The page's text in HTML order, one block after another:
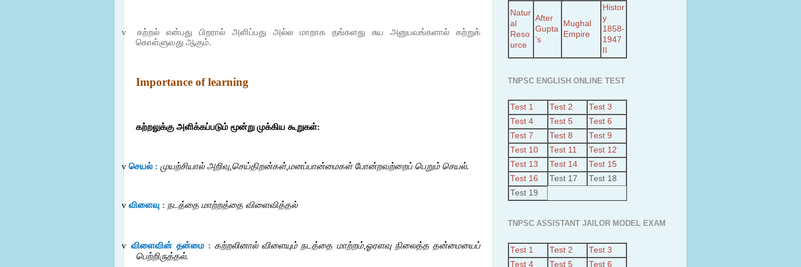
v
கற்றல் என்பது பிறரால் அளிப்பது அல்ல மாறாக தங்களது சுய அனுபவங்களால் கற்றுக்
கொள்ளுவது ஆகும்.
Importance of learning
கற்றலுக்கு அளிக்கப்படும் மூன்று முக்கிய கூறுகள்:
v செயல் : முயற்சியால் அறிவு,செய்திறன்கள்,மனப்பான்மைகள் போன்றவற்றைப் பெறும் செயல்.
v விளைவு : நடத்தை மாற்றத்தை விளைவித்தல்
v விளைவின் தன்மை :கற்றலினால் விளையும் நடத்தை மாற்றம்,ஓரளவு நிலைத்த தன்மையைப்
பெற்றிருத்தல்.
Natur
al
Reso
urce
After
Gupta
's
Mughal
Empire
Histor
y
1858-
1947
II
TNPSC ENGLISH ONLINE TEST
Test 1 Test 2
Test 3
Test 4
Test 5
Test 6
Test 7
Test 8
Test 9
Test 10
Test 11
Test 12
Test 13
Test 14
Test 15
Test 16
Test 17
Test 18
Test 19
TNPSC ASSISTANT JAILOR MODEL EXAM
Test 1 Test 2
Test 3
Test 4
Test 5
Test 6